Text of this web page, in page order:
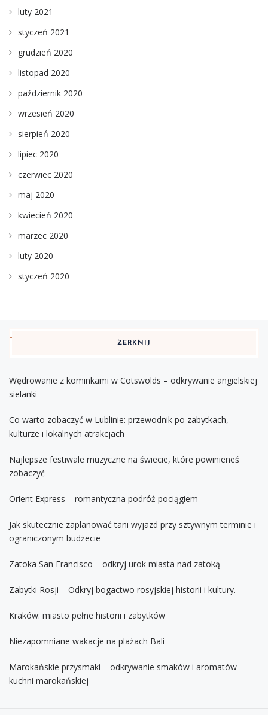
luty 2021
styczeń 2021
grudzień 2020
listopad 2020
październik 2020
wrzesień 2020
sierpień 2020
lipiec 2020
czerwiec 2020
maj 2020
kwiecień 2020
marzec 2020
luty 2020
styczeń 2020
ZERKNIJ
Wędrowanie z kominkami w Cotswolds – odkrywanie angielskiej
sielanki
Co warto zobaczyć w Lublinie: przewodnik po zabytkach,
kulturze i lokalnych atrakcjach
Najlepsze festiwale muzyczne na świecie, które powinieneś
zobaczyć
Orient Express – romantyczna podróż pociągiem
Jak skutecznie zaplanować tani wyjazd przy sztywnym terminie i
ograniczonym budżecie
Zatoka San Francisco – odkryj urok miasta nad zatoką
Zabytki Rosji – Odkryj bogactwo rosyjskiej historii i kultury.
Kraków: miasto pełne historii i zabytków
Niezapomniane wakacje na plażach Bali
Marokańskie przysmaki – odkrywanie smaków i aromatów
kuchni marokańskiej